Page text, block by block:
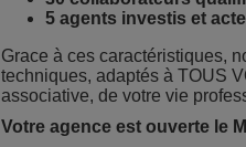
5 agents investis et
Grace à ces caractéristiques,
techniques, adaptés à TOUS
associative, de votre vie
Votre agence est ouverte le